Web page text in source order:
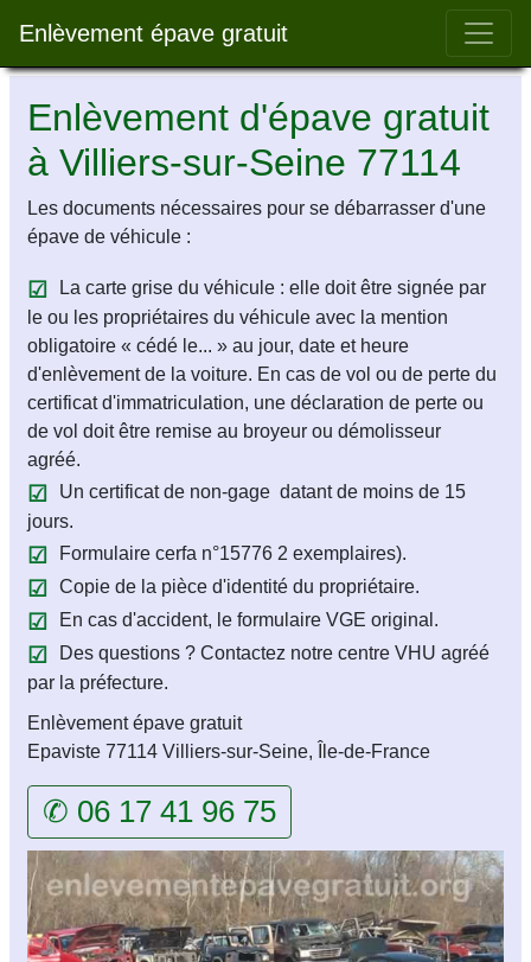
Enlèvement épave gratuit Bar
Enlèvement d'épave gratuit
à Villiers-sur-Seine 77114
Les documents nécessaires pour se débarrasser d'une
épave de véhicule :
La carte grise du véhicule : elle doit être signée par
le ou les propriétaires du véhicule avec la mention
obligatoire « cédé le... » au jour, date et heure
d'enlèvement de la voiture. En cas de vol ou de perte du
certificat d'immatriculation, une déclaration de perte ou
de vol doit être remise au broyeur ou démolisseur
agréé.
Un certificat de non-gage datant de moins de 15
jours.
Formulaire cerfa n°15776 2 exemplaires).
Copie de la pièce d'identité du propriétaire.
En cas d'accident, le formulaire VGE original.
Des questions ? Contactez notre centre VHU agréé
par la préfecture.
Enlèvement épave gratuit
Epaviste 77114 Villiers-sur-Seine, Île-de-France
✆ 06 17 41 96 75